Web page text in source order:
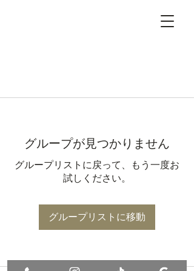
グループが見つかりません
グループリストに戻って、もう一度お
試しください。
グループリストに移動